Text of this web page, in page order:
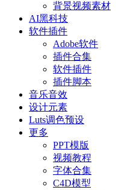
背景视频素材
AI黑科技
软件插件
Adobe软件
插件合集
软件插件
插件脚本
音乐音效
设计元素
Luts调色预设
更多
PPT模版
视频教程
字体合集
C4D模型